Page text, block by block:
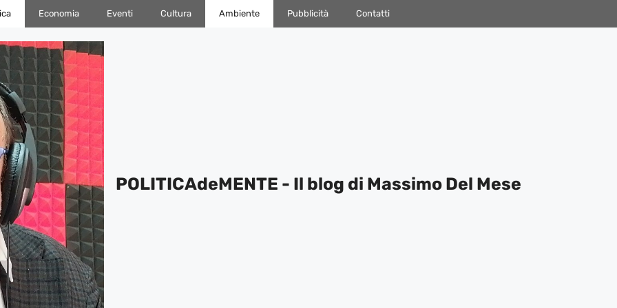
Economia Eventi Cultura Ambiente Pubblicità Contatti
POLITICAdeMENTE - Il blog di Massimo Del Mese